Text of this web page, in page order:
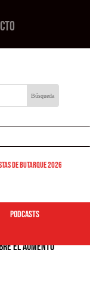
de Butarque 2026 arrancan
podcasts
el aumento